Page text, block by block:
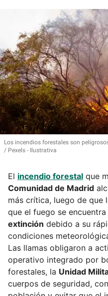
Los incendios forestales son
Pexels - Ilustrativa
El incendio forestal que
Comunidad de Madrid
más crítica, luego de que
que el fuego se encuentra
extinción debido a su
condiciones
Las llamas obligaron a
operativo integrado por
forestales, la Unidad
cuerpos de seguridad,